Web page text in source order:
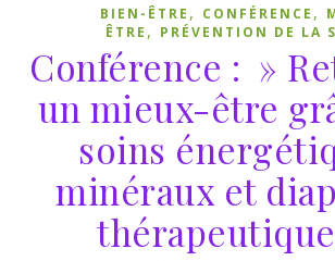
BIEN-ÊTRE , CONFÉRENCE ,
ÊTRE , PRÉVENTION DE LA
Conférence : »
un mieux-être
soins
minéraux et